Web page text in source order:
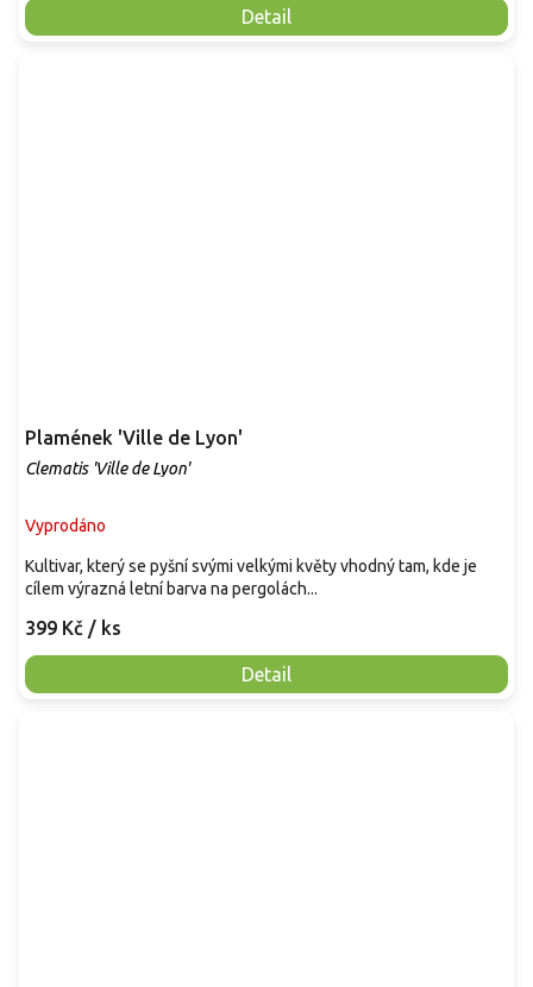
Detail
Plamének 'Ville de Lyon'
Clematis 'Ville de Lyon'
Vyprodáno
399 Kč / ks
Detail
Kultivar, který se pyšní svými velkými květy vhodný tam, kde je
cílem výrazná letní barva na pergolách...